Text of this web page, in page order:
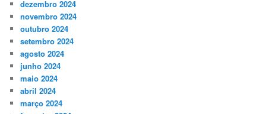
dezembro 2024
novembro 2024
outubro 2024
setembro 2024
agosto 2024
junho 2024
maio 2024
abril 2024
março 2024